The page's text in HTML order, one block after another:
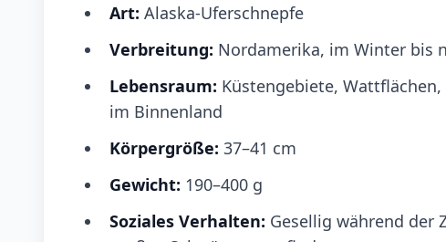
Art: Alaska-Uferschnepfe
Verbreitung: Nordamerika, im Winter bis
Lebensraum: Küstengebiete,
im Binnenland
Körpergröße: 37–41 cm
Gewicht: 190–400 g
Soziales Verhalten: Gesellig während der